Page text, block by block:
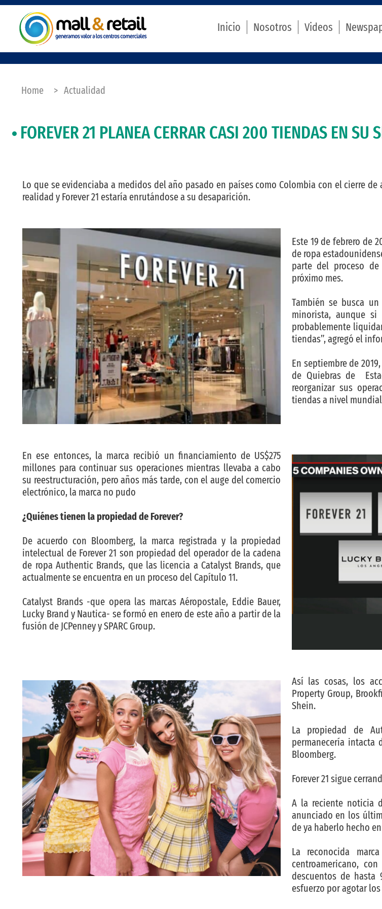
Inicio Nosotros Videos
Home > Actualidad
FOREVER 21 PLANEA CERRAR CASI 200 TIENDAS EN SU
Lo que se evidenciaba a medidos del año pasado en países como Colombia con el cierre
realidad y Forever 21 estaría enrutándose a su desaparición.
Este 19 de febrero de
de ropa
parte del proceso
próximo mes.
También se busca
minorista, aunque si
probablemente
tiendas”, agregó el
En septiembre de
de Quiebras de
reorganizar sus
tiendas a nivel
En ese entonces, la marca recibió un financiamiento de US$275
millones para continuar sus operaciones mientras llevaba a cabo
su reestructuración, pero años más tarde, con el auge del comercio
electrónico, la marca no pudo
¿Quiénes tienen la propiedad de Forever?
De acuerdo con Bloomberg, la marca registrada y la propiedad
intelectual de Forever 21 son propiedad del operador de la cadena
de ropa Authentic Brands, que las licencia a Catalyst Brands, que
actualmente se encuentra en un proceso del Capítulo 11.
Catalyst Brands -que opera las marcas Aéropostale, Eddie Bauer,
Lucky Brand y Nautica- se formó en enero de este año a partir de la
fusión de JCPenney y SPARC Group.
Así las cosas, los
Property Group,
Shein.
La propiedad de
permanecería intacta
Bloomberg.
Forever 21 sigue
A la reciente noticia
anunciado en los
de ya haberlo hecho
La reconocida
centroamericano,
descuentos de
esfuerzo por agotar